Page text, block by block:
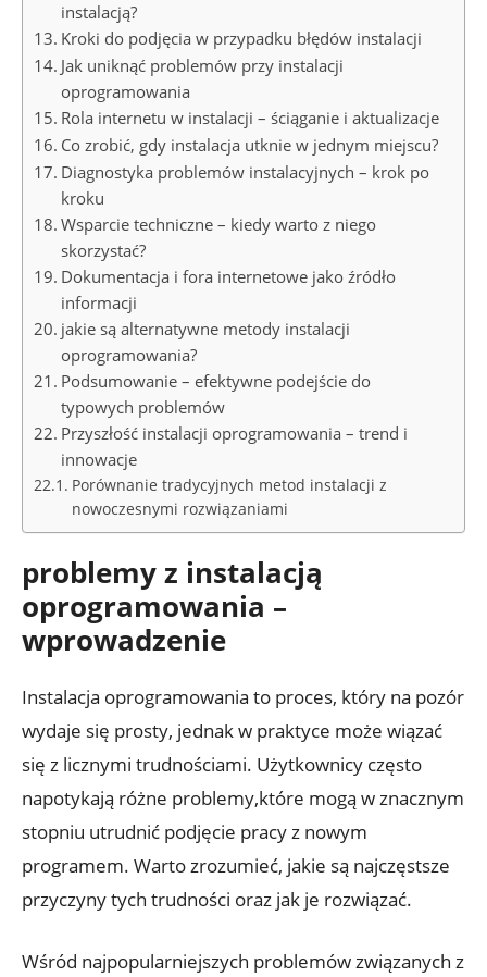
instalacją?
Kroki do podjęcia w przypadku błędów instalacji
Jak uniknąć problemów przy instalacji
oprogramowania
Rola internetu w instalacji – ściąganie i aktualizacje
Co zrobić, gdy instalacja utknie w jednym miejscu?
Diagnostyka problemów instalacyjnych – krok po
kroku
Wsparcie techniczne – kiedy warto z niego
skorzystać?
Dokumentacja i fora internetowe jako źródło
informacji
jakie są alternatywne metody instalacji
oprogramowania?
Podsumowanie – efektywne podejście do
typowych problemów
Przyszłość instalacji oprogramowania – trend i
innowacje
Porównanie tradycyjnych metod instalacji z
nowoczesnymi rozwiązaniami
problemy z instalacją
oprogramowania –
wprowadzenie
Instalacja oprogramowania to proces, który na pozór
wydaje się prosty, jednak w praktyce może wiązać
się z licznymi trudnościami. Użytkownicy często
napotykają różne problemy,które mogą w znacznym
stopniu utrudnić podjęcie pracy z nowym
programem. Warto zrozumieć, jakie są najczęstsze
przyczyny tych trudności oraz jak je rozwiązać.
Wśród najpopularniejszych problemów związanych z